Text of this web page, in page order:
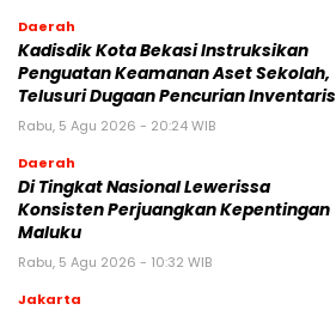
Daerah
Kadisdik Kota Bekasi Instruksikan
Penguatan Keamanan Aset Sekolah,
Telusuri Dugaan Pencurian Inventaris
Rabu, 5 Agu 2026 - 20:24 WIB
Daerah
Di Tingkat Nasional Lewerissa
Konsisten Perjuangkan Kepentingan
Maluku
Rabu, 5 Agu 2026 - 10:32 WIB
Jakarta